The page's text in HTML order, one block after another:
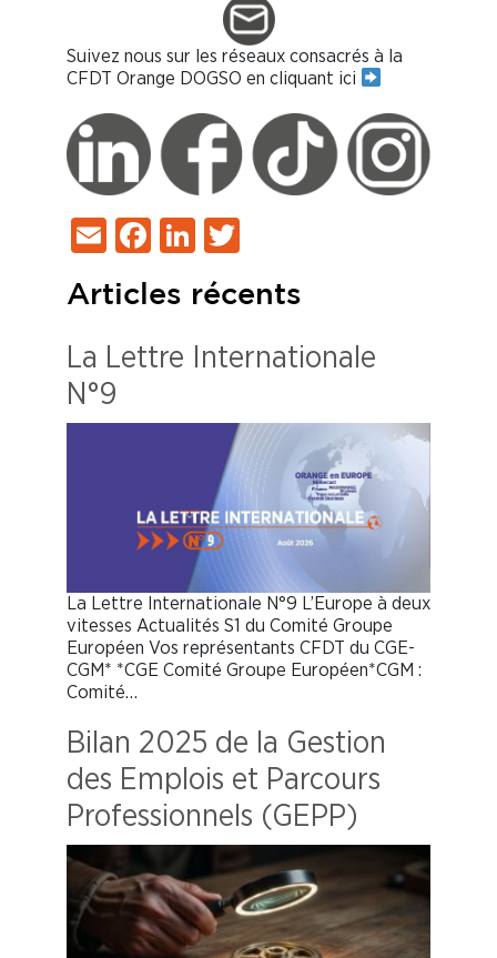
Suivez nous sur les réseaux consacrés à la
CFDT Orange DOGSO en cliquant ici
EmailFacebook
LinkedIn
Articles récents
La Lettre Internationale
N°9
La Lettre Internationale N°9 L’Europe à deux
vitesses Actualités S1 du Comité Groupe
Européen Vos représentants CFDT du CGE-
CGM* *CGE Comité Groupe Européen*CGM :
Comité…
Bilan 2025 de la Gestion
des Emplois et Parcours
Professionnels (GEPP)